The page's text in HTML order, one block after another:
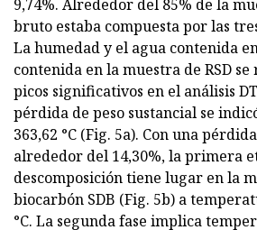
9,74%. Alrededor del 85% de la
bruto estaba compuesta por las
La humedad y el agua contenida
contenida en la muestra de RSD
picos significativos en el análisis
pérdida de peso sustancial se
363,62 °C (Fig. 5a). Con una
alrededor del 14,30%, la primera
descomposición tiene lugar en la
biocarbón SDB (Fig. 5b) a
°C. La segunda fase implica